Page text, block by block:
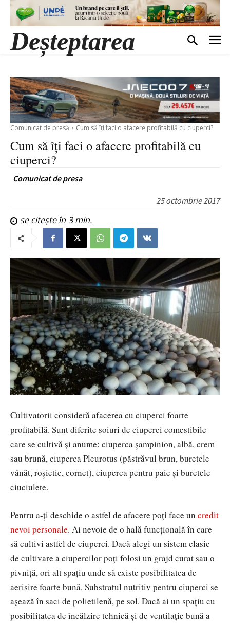
Deșteptarea
Comunicat de presă Cum să îți faci o afacere profitabilă cu ciuperci?
Cum să îți faci o afacere profitabilă cu
ciuperci?
Comunicat de presa
25 octombrie 2017
se citește în 3min.
Cultivatorii consideră afacerea cu ciuperci foarte
profitabilă. Sunt diferite soiuri de ciuperci comestibile
care se cultivă și anume: ciuperca șampinion, albă, crem
sau brună, ciuperca Pleurotus (păstrăvul brun, buretele
vânăt, roșietic, cornet), ciuperca pentru paie și buretele
ciuciulete.
Pentru a-ți deschide o astfel de afacere poți face un credit
nevoi personale. Ai nevoie de o hală funcțională în care
să cultivi astfel de ciuperci. Dacă alegi un sistem clasic
de cultivare a ciupercilor poți folosi un grajd curat sau o
pivniță, ori alt spațiu unde să existe posibilitatea de
aerisire foarte bună. Substratul nutritiv pentru ciuperci se
așează în saci de polietilenă, pe sol. Dacă ai un spațiu cu
posibilitatea de încălzire tehnică și de ventilație bună a